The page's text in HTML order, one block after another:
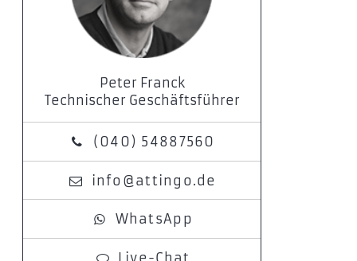
Peter Franck
Technischer Geschäftsführer
(040) 54887560
info@attingo.de
WhatsApp
Live-Chat